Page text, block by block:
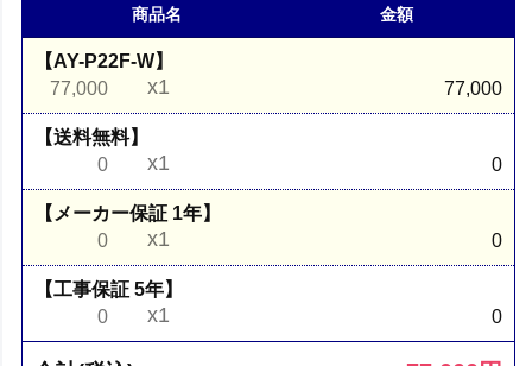
商品名 金額
【AY-P22F-W】
77,000
x1 77,000
【送料無料】
0
x1 0
【メーカー保証 1年】
0
x1 0
【工事保証 5年】
0
x1 0